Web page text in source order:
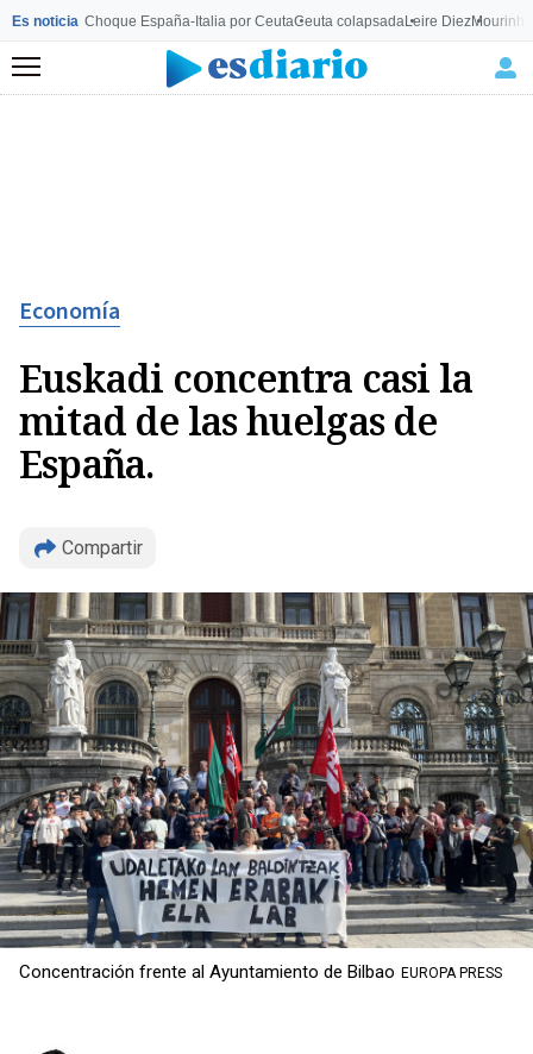
Es noticia Choque España-Italia por CeutaCeuta colapsadaLeire Diez
Menú
Economía
Euskadi concentra casi la
mitad de las huelgas de
España.
Compartir
Concentración frente al Ayuntamiento de Bilbao EUROPA PRESS